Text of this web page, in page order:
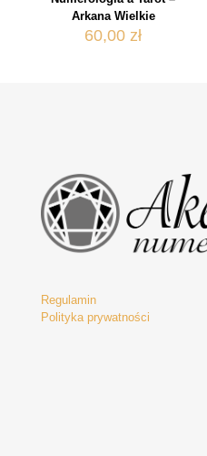
Arkana Wielkie
60,00 zł
Regulamin
Polityka prywatności